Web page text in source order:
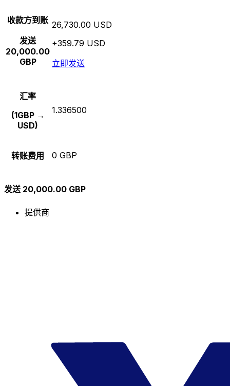
收款方到账
发送
20,000.00
GBP
26,730.00 USD
+359.79 USD
立即发送
汇率
(1GBP →
USD)
1.336500
转账费用 0 GBP
发送 20,000.00 GBP
提供商